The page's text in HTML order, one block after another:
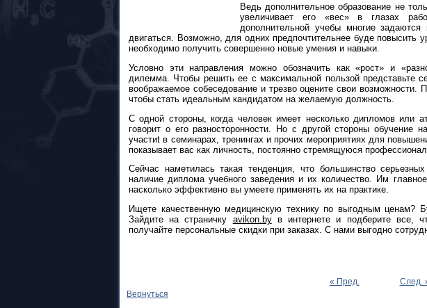
Ведь дополнительное образование не
увеличивает его «вес» в глазах
дополнительной учебы многие
двигаться. Возможно, для одних предпочтительнее буде повысить
необходимо получить совершенно новые умения и навыки.
Условно эти направления можно обозначить как «рост» и
дилемма. Чтобы решить ее с максимальной пользой представьте
воображаемое собеседование и трезво оцените свои возможности.
чтобы стать идеальным кандидатом на желаемую должность.
С одной стороны, когда человек имеет несколько дипломов или
говорит о его разносторонности. Но с другой стороны обучение
участиt в семинарах, тренингах и прочих мероприятиях для
показывает вас как личность, постоянно стремящуюся
Сейчас наметилась такая тенденция, что большинство
наличие диплома учебного заведения и их количество. Им
насколько эффективно вы умеете применять их на практике.
Ищете качественную медицинскую технику по выгодным ценам?
Зайдите на страничку avikon.byв интернете и подберите все,
получайте персональные скидки при заказах. С нами выгодно
« Пред.
След.
Вернуться